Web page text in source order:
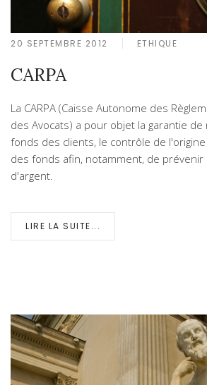
20 SEPTEMBRE 2012 ETHIQUE
CARPA
La CARPA (Caisse Autonome des
des Avocats) a pour objet la garantie
fonds des clients, le contrôle de
des fonds afin, notamment, de prévenir
d'argent.
LIRE LA SUITE...